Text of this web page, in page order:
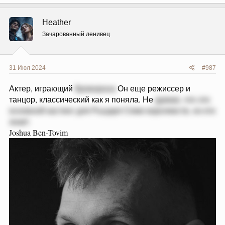
ц
и
и
:
Heather
Зачарованный ленивец
31 Июл 2024 #987
Актер, играющий Кроворона Он еще режиссер и
танцор, классический как я поняла. Не думаю, что это
основной кастинг для Рыцаря Семи королевств, но кто
знает
Joshua Ben-Tovim